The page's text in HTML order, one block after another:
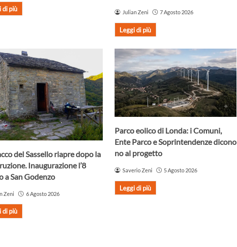
di più Julian Zeni 7 Agosto 2026
Leggi di più
del Sassello riapre dopo la
Inaugurazione l’8
a San Godenzo
Zeni 6 Agosto 2026
di più
Parco eolico di Londa: i Comuni,
Ente Parco e Soprintendenze dicono
no al progetto
Saverio Zeni 5 Agosto 2026
Leggi di più